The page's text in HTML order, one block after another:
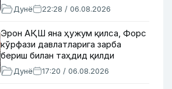
Дунё 22:28 / 06.08.2026
Эрон АҚШ яна ҳужум қилса, Форс
кўрфази давлатларига зарба
бериш билан таҳдид қилди
Дунё 17:20 / 06.08.2026